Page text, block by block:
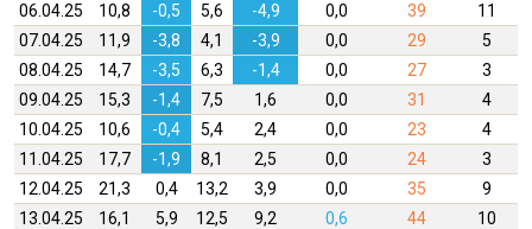
06.04.25
10,8 -0,5 5,6 -4,9 0,0 39 11
07.04.25
11,9 -3,8 4,1 -3,9 0,0 29 5
08.04.25
14,7 -3,5 6,3 -1,4 0,0 27 3
09.04.25
15,3 -1,4 7,5 1,6 0,0 31
4
10.04.25
10,6 -0,4 5,4 2,4 0,0 23 4
11.04.25
17,7 -1,9 8,1 2,5 0,0 24
3
12.04.25
21,3 0,4 13,2 3,9 0,0 35 9
13.04.25
16,1 5,9 12,5 9,2 0,6 44
10